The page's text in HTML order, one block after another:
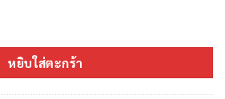
หยิบใส่ตะกร้า